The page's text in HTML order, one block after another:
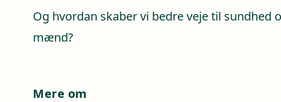
Og hvordan skaber vi bedre veje til sundhed
mænd?
Mere om